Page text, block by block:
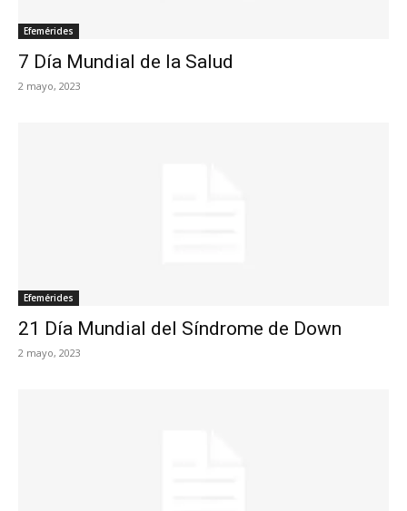
Efemérides
7 Día Mundial de la Salud
2 mayo, 2023
Efemérides
21 Día Mundial del Síndrome de Down
2 mayo, 2023